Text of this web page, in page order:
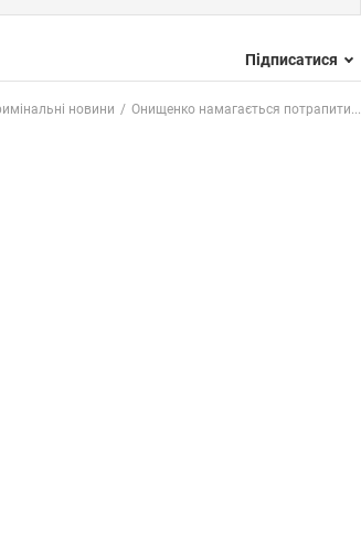
Підписатися
новини Онищенко намагається потрапити...